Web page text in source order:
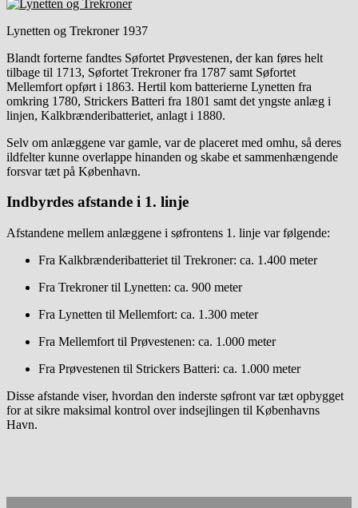
Lynetten og Trekroner 1937
Blandt forterne fandtes Søfortet Prøvestenen, der kan føres helt
tilbage til 1713, Søfortet Trekronerfra 1787 samt Søfortet
Mellemfort opført i 1863. Hertil kom batterierne Lynetten fra
omkring 1780, Strickers Batteri fra 1801 samt det yngste anlæg i
linjen, Kalkbrænderibatteriet, anlagt i 1880.
Selv om anlæggene var gamle, var de placeret med omhu, så deres
ildfelter kunne overlappe hinanden og skabe et sammenhængende
forsvar tæt på København.
Indbyrdes afstande i 1. linje
Afstandene mellem anlæggene i søfrontens 1. linje var følgende:
Fra Kalkbrænderibatteriet til Trekroner: ca. 1.400 meter
Fra Trekroner til Lynetten: ca. 900 meter
Fra Lynetten til Mellemfort: ca. 1.300 meter
Fra Mellemfort til Prøvestenen: ca. 1.000 meter
Fra Prøvestenen til Strickers Batteri: ca. 1.000 meter
Disse afstande viser, hvordan den inderste søfront var tæt opbygget
for at sikre maksimal kontrol over indsejlingen til Københavns
Havn.